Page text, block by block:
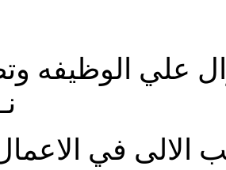
علي الوظيفه
الالى في